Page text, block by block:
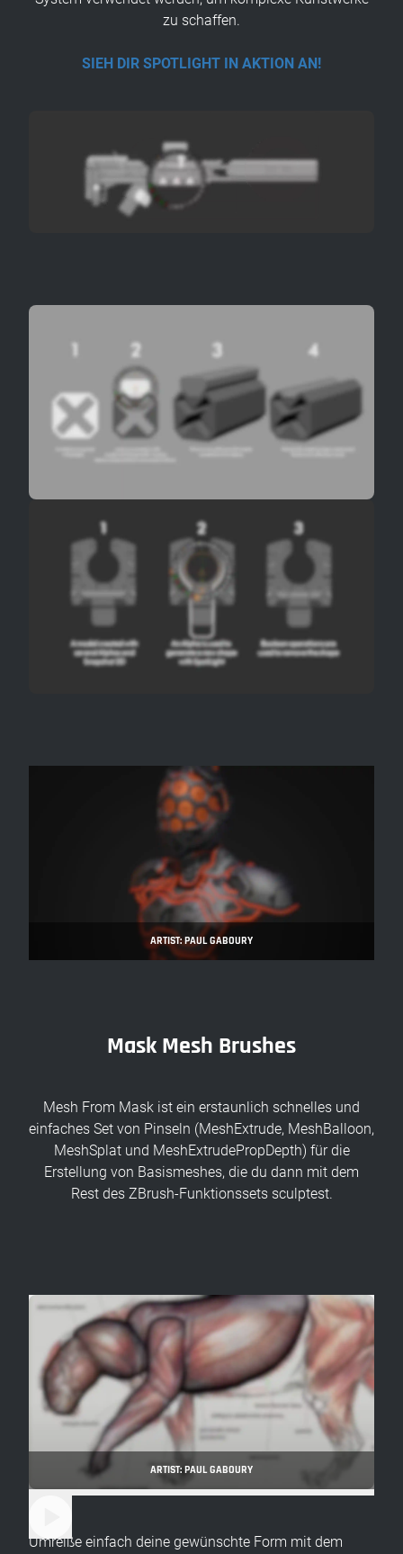
zu schaffen.
SIEH DIR SPOTLIGHT IN AKTION AN!
ARTIST: PAUL GABOURY
Mask Mesh Brushes
Mesh From Mask ist ein erstaunlich schnelles und
einfaches Set von Pinseln (MeshExtrude, MeshBalloon,
MeshSplat und MeshExtrudePropDepth) für die
Erstellung von Basismeshes, die du dann mit dem
Rest des ZBrush-Funktionssets sculptest.
ARTIST: PAUL GABOURY
Umreiße einfach deine gewünschte Form mit dem